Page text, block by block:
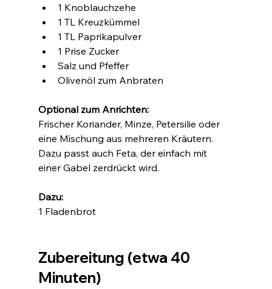
1 Knoblauchzehe
1 TL Kreuzkümmel
1 TL Paprikapulver
1 Prise Zucker
Salz und Pfeffer
Olivenöl zum Anbraten
Optional zum Anrichten:
Frischer Koriander, Minze, Petersilie oder
eine Mischung aus mehreren Kräutern.
Dazu passt auch Feta, der einfach mit
einer Gabel zerdrückt wird.
Dazu:
1 Fladenbrot
Zubereitung (etwa 40
Minuten)